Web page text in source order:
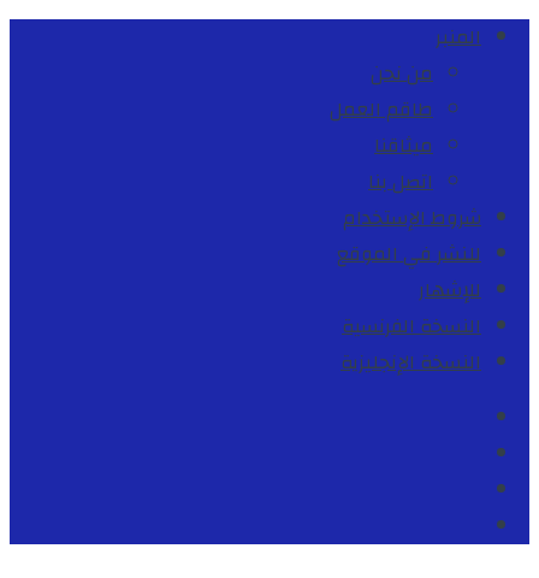
المنبر
من نحن
طاقم العمل
ميثاقنا
اتصل بنا
شروط الإستخدام
للنشر في الموقع
للإشهار
النسخة الفرنسية
النسخة الإنجليزية